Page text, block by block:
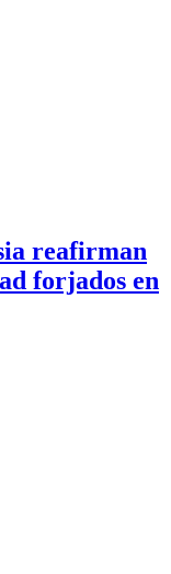
reafirman
forjados en